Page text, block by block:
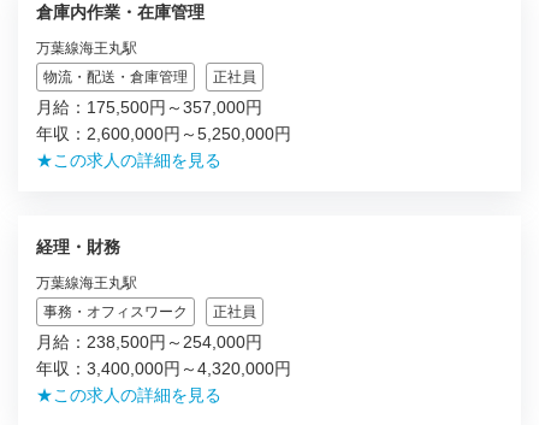
倉庫内作業・在庫管理
万葉線海王丸駅
物流・配送・倉庫管理
正社員
月給：175,500円～357,000円
年収：2,600,000円～5,250,000円
★この求人の詳細を見る
経理・財務
万葉線海王丸駅
事務・オフィスワーク
正社員
月給：238,500円～254,000円
年収：3,400,000円～4,320,000円
★この求人の詳細を見る